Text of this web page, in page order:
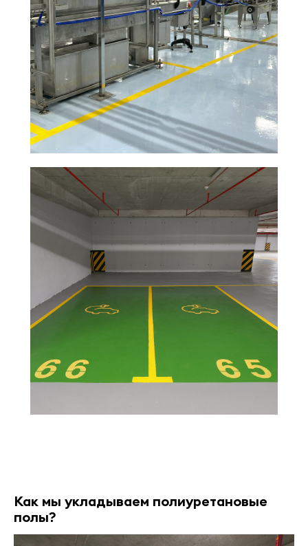
Как мы укладываем полиуретановые
полы?